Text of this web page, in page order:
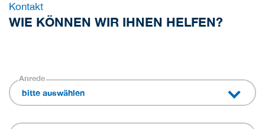
Kontakt
WIE KÖNNEN WIR IHNEN HELFEN?
Anrede
bitte auswählen